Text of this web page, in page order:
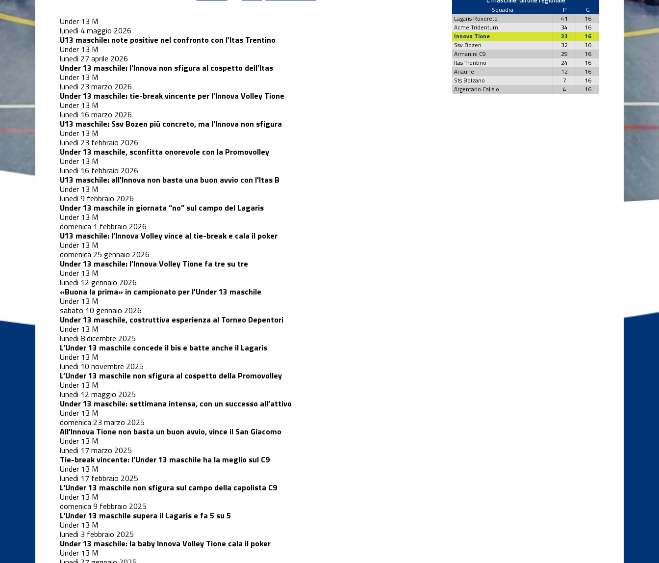
Under 13 M
lunedì 4 maggio 2026
U13 maschile: note positive nel confronto con l’Itas Trentino
Under 13 M
lunedì 27 aprile 2026
Under 13 maschile: l'Innova non sfigura al cospetto dell’Itas
Under 13 M
lunedì 23 marzo 2026
Under 13 maschile: tie-break vincente per l’Innova Volley Tione
Under 13 M
lunedì 16 marzo 2026
U13 maschile: Ssv Bozen più concreto, ma l'Innova non sfigura
Under 13 M
lunedì 23 febbraio 2026
Under 13 maschile, sconfitta onorevole con la Promovolley
Under 13 M
lunedì 16 febbraio 2026
U13 maschile: all'Innova non basta una buon avvio con l'Itas B
Under 13 M
lunedì 9 febbraio 2026
Under 13 maschile in giornata “no” sul campo del Lagaris
Under 13 M
domenica 1 febbraio 2026
U13 maschile: l’Innova Volley vince al tie-break e cala il poker
Under 13 M
domenica 25 gennaio 2026
Under 13 maschile: l’Innova Volley Tione fa tre su tre
Under 13 M
lunedì 12 gennaio 2026
«Buona la prima» in campionato per l'Under 13 maschile
Under 13 M
sabato 10 gennaio 2026
Under 13 maschile, costruttiva esperienza al Torneo Depentori
Under 13 M
lunedì 8 dicembre 2025
L’Under 13 maschile concede il bis e batte anche il Lagaris
Under 13 M
lunedì 10 novembre 2025
L’Under 13 maschile non sfigura al cospetto della Promovolley
Under 13 M
lunedì 12 maggio 2025
Under 13 maschile: settimana intensa, con un successo all’attivo
Under 13 M
domenica 23 marzo 2025
All'Innova Tione non basta un buon avvio, vince il San Giacomo
Under 13 M
lunedì 17 marzo 2025
Tie-break vincente: l’Under 13 maschile ha la meglio sul C9
Under 13 M
lunedì 17 febbraio 2025
L'Under 13 maschile non sfigura sul campo della capolista C9
Under 13 M
domenica 9 febbraio 2025
L'Under 13 maschile supera il Lagaris e fa 5 su 5
Under 13 M
lunedì 3 febbraio 2025
Under 13 maschile: la baby Innova Volley Tione cala il poker
Under 13 M
maschile
Serie D
giovanile
Under 12 F
Under 14 M
Squadra P
G
Lagaris Rovereto
41
16
Acme Tridentum
34
16
Innova Tione
33
16
Ssv Bozen
32
16
Armanini C9
29
16
Itas Trentino
24
16
Anaune
12
16
Sts Bolzano
7
16
Argentario Calisio
4 16